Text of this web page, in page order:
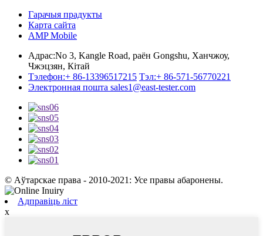
Гарачыя прадукты
Карта сайта
AMP Mobile
Адрас:No 3, Kangle Road, раён Gongshu, Ханчжоу,
Чжэцзян, Кітай
Тэлефон:+ 86-13396517215 Тэл:+ 86-571-56770221
Электронная пошта sales1@east-tester.com
© Аўтарскае права - 2010-2021: Усе правы абаронены.
Адправіць ліст
x